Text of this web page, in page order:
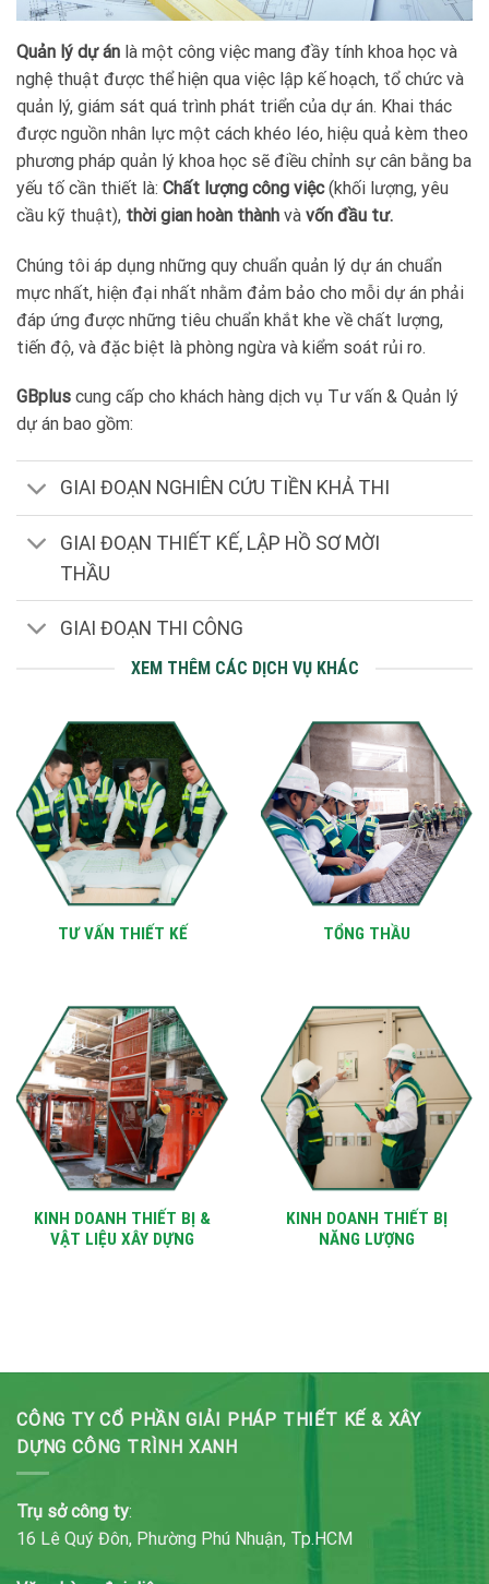
Quản lý dự án là một công việc mang đầy tính khoa học và
nghệ thuật được thể hiện qua việc lập kế hoạch, tổ chức và
quản lý, giám sát quá trình phát triển của dự án. Khai thác
được nguồn nhân lực một cách khéo léo, hiệu quả kèm theo
phương pháp quản lý khoa học sẽ điều chỉnh sự cân bằng ba
yếu tố cần thiết là: Chất lượng công việc(khối lượng, yêu
cầu kỹ thuật), thời gian hoàn thành và vốn đầu tư.
Chúng tôi áp dụng những quy chuẩn quản lý dự án chuẩn
mực nhất, hiện đại nhất nhằm đảm bảo cho mỗi dự án phải
đáp ứng được những tiêu chuẩn khắt khe về chất lượng,
tiến độ, và đặc biệt là phòng ngừa và kiểm soát rủi ro.
GBplus cung cấp cho khách hàng dịch vụ Tư vấn & Quản lý
dự án bao gồm:
GIAI ĐOẠN NGHIÊN CỨU TIỀN KHẢ THI
GIAI ĐOẠN THIẾT KẾ, LẬP HỒ SƠ MỜI
THẦU
GIAI ĐOẠN THI CÔNG
XEM THÊM CÁC DỊCH VỤ KHÁC
TƯ VẤN THIẾT KẾ TỔNG THẦU
KINH DOANH THIẾT BỊ &
VẬT LIỆU XÂY DỰNG
KINH DOANH THIẾT BỊ
NĂNG LƯỢNG
CÔNG TY CỔ PHẦN GIẢI PHÁP THIẾT KẾ & XÂY
DỰNG CÔNG TRÌNH XANH
Trụ sở công ty:
16 Lê Quý Đôn, Phường Phú Nhuận, Tp.HCM